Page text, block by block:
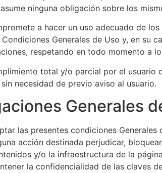
ninguna obligación sobre los
a hacer un uso adecuado de
Generales de Uso y, en su
respetando en todo momento a
total y/o parcial por el usuario
necesidad de previo aviso al usuario.
Generales
las presentes condiciones
acción destinada perjudicar,
y/o la infraestructura de la
la confidencialidad de las claves